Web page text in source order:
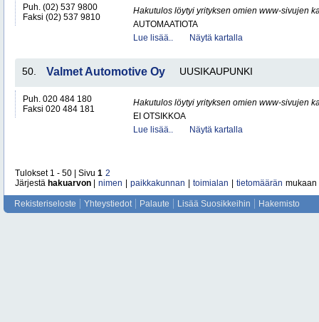
Puh. (02) 537 9800
Faksi (02) 537 9810
Hakutulos löytyi yrityksen omien www-sivujen
AUTOMAATIOTA
Lue lisää..
Näytä kartalla
50. Valmet Automotive Oy UUSIKAUPUNKI
Puh. 020 484 180
Faksi 020 484 181
Hakutulos löytyi yrityksen omien www-sivujen
EI OTSIKKOA
Lue lisää..
Näytä kartalla
Tulokset 1 - 50 | Sivu 1 2
Järjestä hakuarvon nimen paikkakunnan toimialan tietomäärän mukaan
Rekisteriseloste Yhteystiedot Palaute Lisää Suosikkeihin Hakemisto